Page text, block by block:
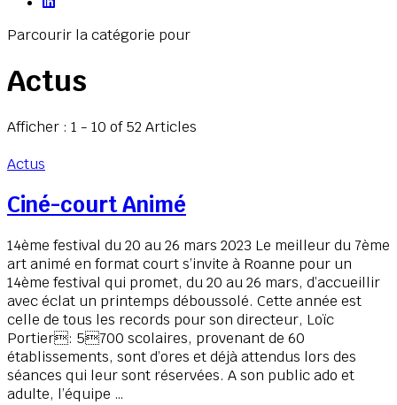
Parcourir la catégorie pour
Actus
Afficher : 1 - 10 of 52 Articles
Actus
Ciné-court Animé
14ème festival du 20 au 26 mars 2023 Le meilleur du 7ème
art animé en format court s’invite à Roanne pour un
14ème festival qui promet, du 20 au 26 mars, d’accueillir
avec éclat un printemps déboussolé. Cette année est
celle de tous les records pour son directeur, Loïc
Portier: 5700 scolaires, provenant de 60
établissements, sont d’ores et déjà attendus lors des
séances qui leur sont réservées. A son public ado et
adulte, l’équipe …